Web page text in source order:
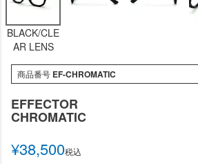
BLACK/CLE
AR LENS
商品番号 EF-CHROMATIC
EFFECTOR
CHROMATIC
¥38,500税込